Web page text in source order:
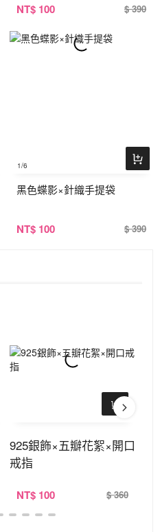
NT$ 100 $ 390
1/6
黑色蝶影×針織手提袋
NT$ 100 $ 390
925銀飾×五瓣花絮×開口
戒指
NT$ 100 $ 360